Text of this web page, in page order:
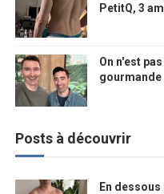
PetitQ, 3
On n'est
Posts à découvrir
En